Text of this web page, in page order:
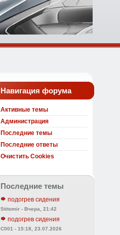
Навигация форума
Активные темы
Администрация
Последние темы
Последние ответы
Очистить Cookies
Последние темы
подогрев сидения
Stitomir - Вчера, 21:42
подогрев сидения
C001 - 15:18, 23.07.2026